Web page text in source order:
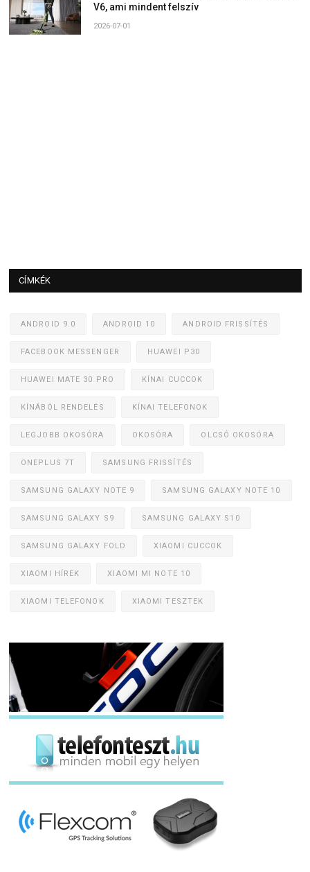
V6, ami mindent felszív
2026-07-01
CÍMKÉK
ANDROID 9.0 ANDROID 10 ANDROID FRISSÍTÉS
FACEBOOK MESSENGER HUAWEI P30
HUAWEI MATE 30 PRO KÍNAI CUCCOK
KÍNÁBÓL RENDELÉS KÍNAI TELEFONOK
LEGJOBB OKOSÓRA OKOSÓRA OLCSÓ OKOSÓRA
ONEPLUS 7T SAMSUNG FRISSÍTÉS
SAMSUNG GALAXY NOTE 9 SAMSUNG GALAXY NOTE 10
SAMSUNG GALAXY S9 SAMSUNG GALAXY S10
SAMSUNG GALAXY FOLD XIAOMI CUCCOK
XIAOMI HÍREK XIAOMI MI NOTE 10
XIAOMI TELEFONOK XIAOMI TESZTEK